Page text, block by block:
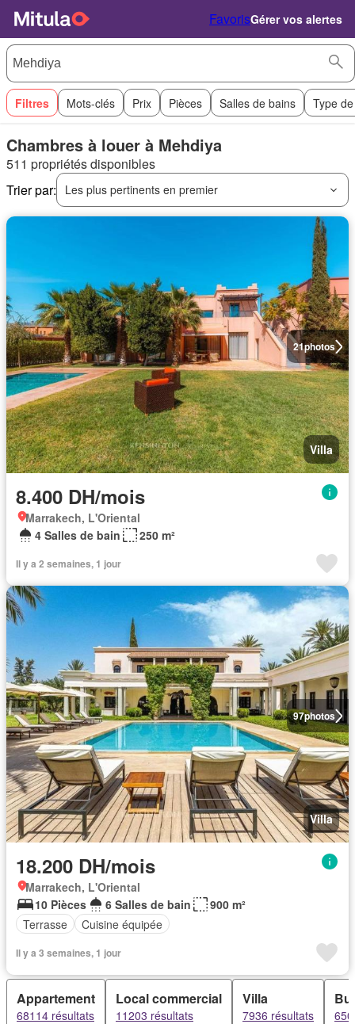
FavorisGérer vos alertes
Filtres Mots-clés Prix Pièces Salles de bains Type
Chambres à louer à Mehdiya
511 propriétés disponibles
Trier par:
Les plus pertinents en premier
21photos
Villa
8.400 DH/mois
Marrakech, L'Oriental
4 Salles de bain
250 m²
Il y a 2 semaines, 1 jour
97photos
Villa
18.200 DH/mois
Marrakech, L'Oriental
10 Pièces
6 Salles de bain
900 m²
Terrasse
Cuisine équipée
Il y a 3 semaines, 1 jour
Appartement
68114 résultats
Local commercial
11203 résultats
Villa
7936 résultats